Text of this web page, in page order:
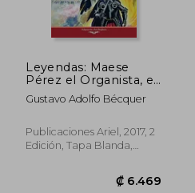
₡ 4.620
Leyendas: Maese
Pérez el Organista, el
Miserere, la Cruz del
Diablo, el Monte de
(Ariel Juvenil
Ilustrada)
Gustavo Adolfo Bécquer
Publicaciones Ariel, 2017, 2
Edición, Tapa Blanda,